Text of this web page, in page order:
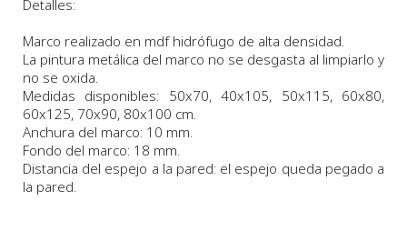
Detalles:
Marco realizado en mdf hidrófugo de alta densidad.
La pintura metálica del marco no se desgasta al limpiarlo y
no se oxida.
Medidas disponibles: 50x70,40x105, 50x115, 60x80,
60x125, 70x90, 80x100 cm.
Anchura del marco: 1 0 mm.
Fondo del marco: 18 mm.
Distancia del espejo a la pared: el espejo queda pegado a
la pared.